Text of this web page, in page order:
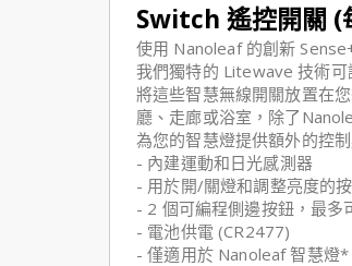
Switch 遙控開關 (
使用 Nanoleaf 的創新
我們獨特的 Litewave 技術可
將這些智慧無線開關放置在
廳、走廊或浴室，除了
為您的智慧燈提供額外的控制
- 內建運動和日光感測器
- 用於開/關燈和調整亮度的
- 2 個可編程側邊按鈕，最多
- 電池供電 (CR2477)
- 僅適用於 Nanoleaf 智慧燈*